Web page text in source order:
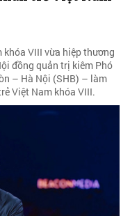
khóa VIII vừa hiệp thương
đồng quản trị kiêm Phó
– Hà Nội (SHB) – làm
Việt Nam khóa VIII.